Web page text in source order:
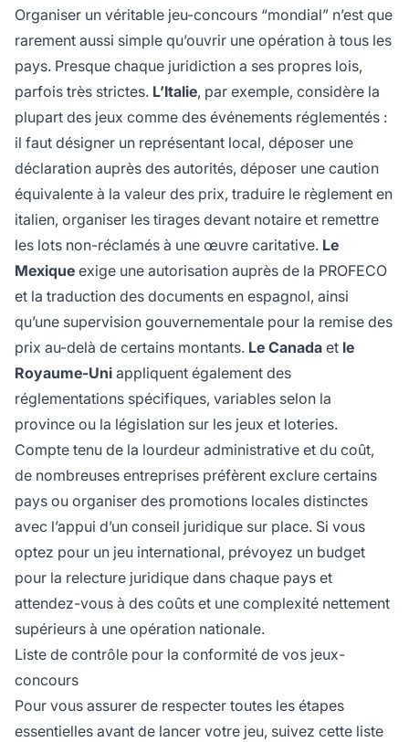
Organiser un véritable jeu-concours “mondial” n’est que
rarement aussi simple qu’ouvrir une opération à tous les
pays. Presque chaque juridiction a ses propres lois,
parfois très strictes. L’Italie, par exemple, considère la
plupart des jeux comme des événements réglementés :
il faut désigner un représentant local, déposer une
déclaration auprès des autorités, déposer une caution
équivalente à la valeur des prix, traduire le règlement en
italien, organiser les tirages devant notaire et remettre
les lots non-réclamés à une œuvre caritative. Le
Mexique exige une autorisation auprès de la PROFECO
et la traduction des documents en espagnol, ainsi
qu’une supervision gouvernementale pour la remise des
prix au-delà de certains montants. Le Canada et le
Royaume-Uni appliquent également des
réglementations spécifiques, variables selon la
province ou la législation sur les jeux et loteries.
Compte tenu de la lourdeur administrative et du coût,
de nombreuses entreprises préfèrent exclure certains
pays ou organiser des promotions locales distinctes
avec l’appui d’un conseil juridique sur place. Si vous
optez pour un jeu international, prévoyez un budget
pour la relecture juridique dans chaque pays et
attendez-vous à des coûts et une complexité nettement
supérieurs à une opération nationale.
Liste de contrôle pour la conformité de vos jeux-
concours
Pour vous assurer de respecter toutes les étapes
essentielles avant de lancer votre jeu, suivez cette liste